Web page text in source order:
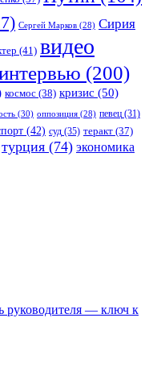
Сергей Марков (28) Сирия
(41) видео
(200)
космос (38) кризис (50)
(30) оппозиция (28) певец (31)
(42) суд (35) теракт (37)
турция (74) экономика
руководителя — ключ к